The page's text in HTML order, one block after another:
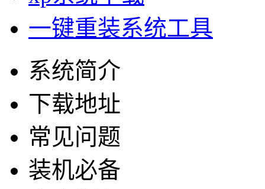
一键重装系统工具
系统简介
下载地址
常见问题
装机必备